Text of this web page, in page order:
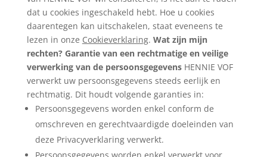
dat u cookies ingeschakeld hebt. Hoe u cookies
daarentegen kan uitschakelen, staat eveneens te
lezen in onze Cookieverklaring. Wat zijn mijn
rechten? Garantie van een rechtmatige en veilige
verwerking van de persoonsgegevensHENNIE VOF
verwerkt uw persoonsgegevens steeds eerlijk en
rechtmatig. Dit houdt volgende garanties in:
Persoonsgegevens worden enkel conform de
omschreven en gerechtvaardigde doeleinden van
deze Privacyverklaring verwerkt.